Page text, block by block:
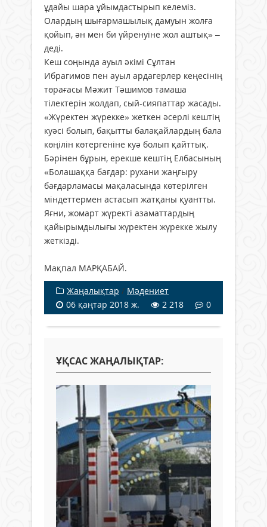
ұдайы шара ұйымдастырып келеміз.
Олардың шығармашылық дамуын жолға
қойып, ән мен би үйренуіне жол аштық» –
деді.
Кеш соңында ауыл әкімі Сұлтан
Ибрагимов пен ауыл ардагерлер кеңесінің
төрағасы Мәжит Тәшимов тамаша
тілектерін жолдап, сый-сияпаттар жасады.
«Жүректен жүрекке» жеткен әсерлі кештің
куәсі болып, бақытты балақайлардың бала
көңілін көтергеніне куә болып қайттық.
Бәрінен бұрын, ерекше кештің Елбасының
«Болашаққа бағдар: рухани жаңғыру
бағдарламасы мақаласында көтерілген
міндеттермен астасып жатқаны қуантты.
Яғни, жомарт жүректі азаматтардың
қайырымдылығы жүректен жүрекке жылу
жеткізді.
Мақпал МАРҚАБАЙ.
Жаңалықтар / Мәдениет
06 қаңтар 2018 ж.
2 218 0
ҰҚСАС ЖАҢАЛЫҚТАР: